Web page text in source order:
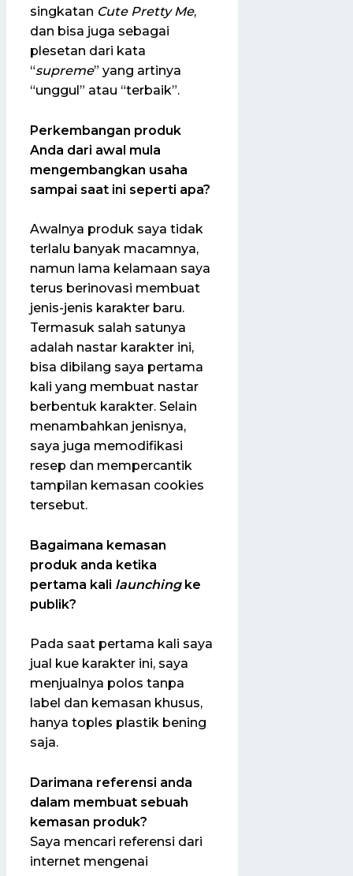
singkatan Cute Pretty Me,
dan bisa juga sebagai
plesetan dari kata
“supreme” yang artinya
“unggul” atau “terbaik”.
Perkembangan produk
Anda dari awal mula
mengembangkan usaha
sampai saat ini seperti apa?
Awalnya produk saya tidak
terlalu banyak macamnya,
namun lama kelamaan saya
terus berinovasi membuat
jenis-jenis karakter baru.
Termasuk salah satunya
adalah nastar karakter ini,
bisa dibilang saya pertama
kali yang membuat nastar
berbentuk karakter. Selain
menambahkan jenisnya,
saya juga memodifikasi
resep dan mempercantik
tampilan kemasan cookies
tersebut.
Bagaimana kemasan
produk anda ketika
pertama kali launchingke
publik?
Pada saat pertama kali saya
jual kue karakter ini, saya
menjualnya polos tanpa
label dan kemasan khusus,
hanya toples plastik bening
saja.
Darimana referensi anda
dalam membuat sebuah
kemasan produk?
Saya mencari referensi dari
internet mengenai